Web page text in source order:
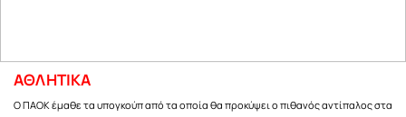
ΑΘΛΗΤΙΚΑ
Ο ΠΑΟΚ έμαθε τα υπογκούπ από τα οποία θα προκύψει ο πιθανός αντίπαλος στα